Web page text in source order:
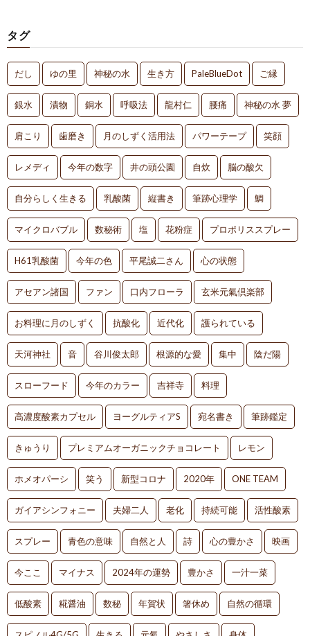
タグ
だし ゆの里 神秘の水 生き方 PaleBlueDot ご縁
銀水 漬物 銅水 呼吸法 龍村仁 腰痛 神秘の水 夢
肩こり 歯磨き 月のしずく活用法 パワーテープ 笑顔
レメディ 今年の数字 井の頭公園 自炊 脳の酸欠
自分らしく生きる 乳酸菌 縦書き 筆跡心理学 鯛
マイクロバブル 数秘術 塩 花粉症 プロポリススプレー
H61乳酸菌 今年の色 平尾誠二さん 心の状態
アセアン諸国 ファン 口内フローラ 玄米元氣倶楽部
お料理に月のしずく 抗酸化 近代化 護られている
天河神社 音 谷川俊太郎 根源的な愛 集中 陰だ陽
スローフード 今年のカラー 吉祥寺 料理
高濃度酸素カプセル ヨーグルティアS 宛名書き 筆跡鑑定
きゅうり プレミアムオーガニックチョコレート レモン
ホメオパーシ 笑う 新型コロナ 2020年 ONE TEAM
ガイアシンフォニー 夫婦二人 老化 持続可能 活性酸素
スプレー 青色の意味 自然と人 詩 心の豊かさ 映画
今ここ マイナス 2024年の運勢 豊かさ 一汁一菜
低酸素 糀醤油 数秘 年賀状 箸休め 自然の循環